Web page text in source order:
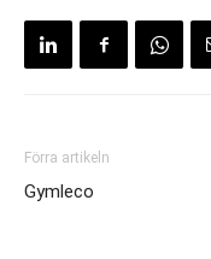
Förra artikeln
Gymleco